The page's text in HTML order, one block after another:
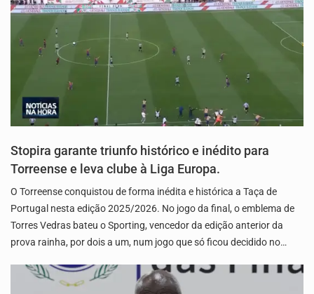
Stopira garante triunfo histórico e inédito para
Torreense e leva clube à Liga Europa.
O Torreense conquistou de forma inédita e histórica a Taça de
Portugal nesta edição 2025/2026. No jogo da final, o emblema de
Torres Vedras bateu o Sporting, vencedor da edição anterior da
prova rainha, por dois a um, num jogo que só ficou decidido no…